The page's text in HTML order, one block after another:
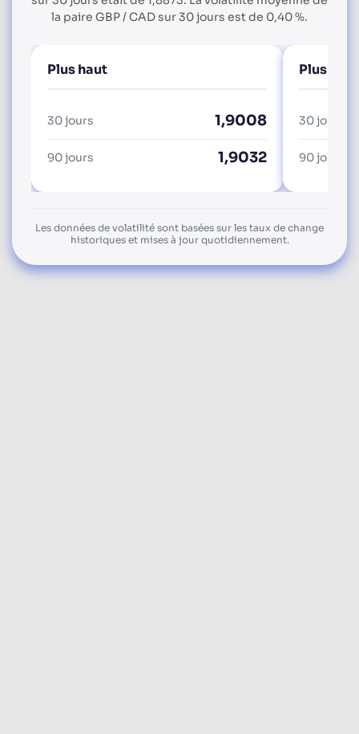
la paire GBP / CAD sur 30 jours est de 0,40 %.
Plus haut
30 jours 1,9008
90 jours 1,9032
Plus bas
30 jours
90 jours
Les données de volatilité sont basées sur les taux de change
historiques et mises à jour quotidiennement.